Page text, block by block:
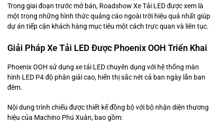
Trong giai đoạn trước mở bán, Roadshow Xe Tải LED được xem là
một trong những hình thức quảng cáo ngoài trời hiệu quả nhất giúp
dự án tiếp cận khách hàng mục tiêu một cách trực quan và liên tục.
Giải Pháp Xe Tải LED Được Phoenix OOH Triển Khai
Phoenix OOH sử dụng xe tải LED chuyên dụng với hệ thống màn
hình LED P4 độ phân giải cao, hiển thị sắc nét cả ban ngày lẫn ban
đêm.
Nội dung trình chiếu được thiết kế đồng bộ với bộ nhận diện thương
hiệu của Machino Phú Xuân, bao gồm: